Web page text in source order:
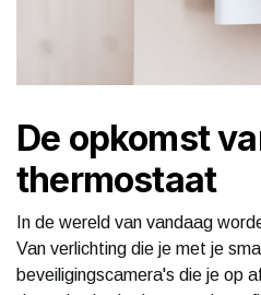
De opkomst
thermostaat
In de wereld van vandaag
Van verlichting die je met je
beveiligingscamera's die je op